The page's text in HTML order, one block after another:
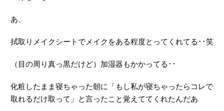
あ、
拭取りメイクシートでメイクをある程度とってくれてる･･笑
（目の周り真っ黒だけど）加湿器もかかってる･･
化粧したまま寝ちゃった朝に「もし私が寝ちゃったらコレで
取れるだけ取って」と言ったこと覚えててくれたんだあ